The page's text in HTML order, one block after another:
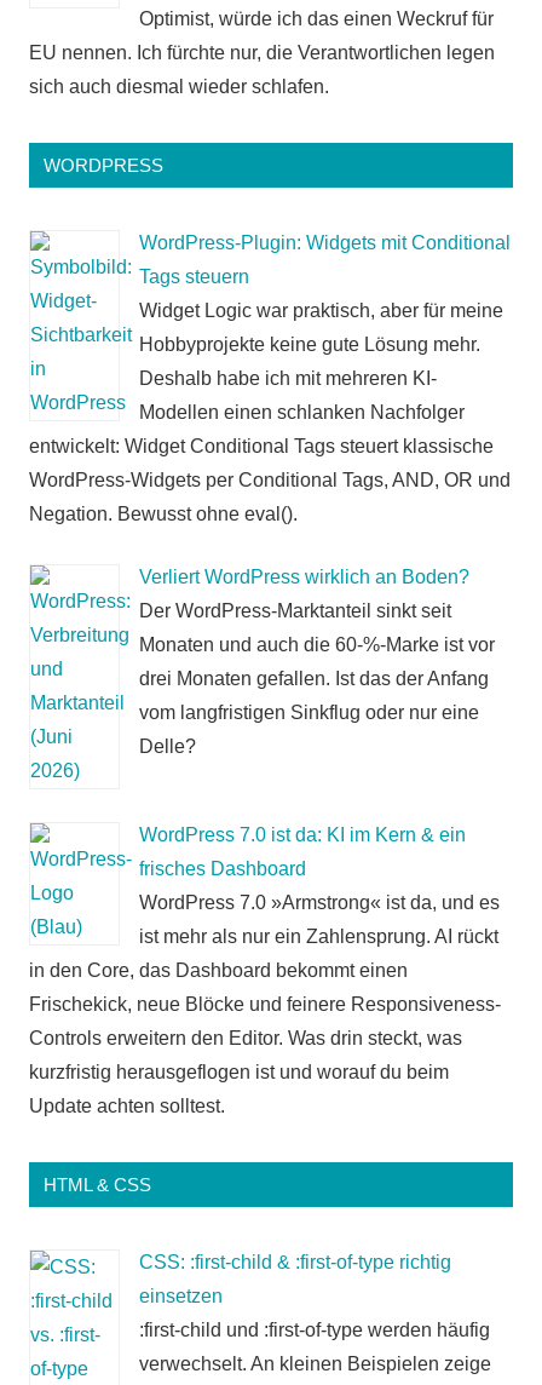
Optimist, würde ich das einen Weckruf für
EU nennen. Ich fürchte nur, die Verantwortlichen legen
sich auch diesmal wieder schlafen.
WORDPRESS
WordPress-Plugin: Widgets mit Conditional
Tags steuern
Widget Logic war praktisch, aber für meine
Hobbyprojekte keine gute Lösung mehr.
Deshalb habe ich mit mehreren KI-
Modellen einen schlanken Nachfolger
entwickelt: Widget Conditional Tags steuert klassische
WordPress-Widgets per Conditional Tags, AND, OR und
Negation. Bewusst ohne eval().
Verliert WordPress wirklich an Boden?
Der WordPress-Marktanteil sinkt seit
Monaten und auch die 60-%-Marke ist vor
drei Monaten gefallen. Ist das der Anfang
vom langfristigen Sinkflug oder nur eine
Delle?
WordPress 7.0 ist da: KI im Kern & ein
frisches Dashboard
WordPress 7.0 »Armstrong« ist da, und es
ist mehr als nur ein Zahlensprung. AI rückt
in den Core, das Dashboard bekommt einen
Frischekick, neue Blöcke und feinere Responsiveness-
Controls erweitern den Editor. Was drin steckt, was
kurzfristig herausgeflogen ist und worauf du beim
Update achten solltest.
HTML & CSS
CSS: :first-child & :first-of-type richtig
einsetzen
:first-child und :first-of-type werden häufig
verwechselt. An kleinen Beispielen zeige